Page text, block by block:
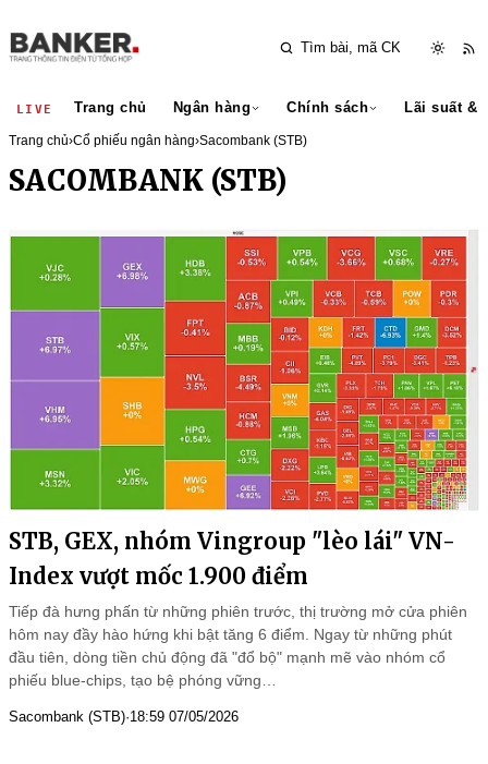
LIVE Trang chủ Ngân hàng Chính sách Lãi suất &
Trang chủ›Cổ phiếu ngân hàng›Sacombank (STB)
SACOMBANK (STB)
STB, GEX, nhóm Vingroup "lèo lái" VN-
Index vượt mốc 1.900 điểm
Tiếp đà hưng phấn từ những phiên trước, thị trường mở cửa phiên
hôm nay đầy hào hứng khi bật tăng 6 điểm. Ngay từ những phút
đầu tiên, dòng tiền chủ động đã "đổ bộ" mạnh mẽ vào nhóm cổ
phiếu blue-chips, tạo bệ phóng vững…
Sacombank (STB)·18:59 07/05/2026